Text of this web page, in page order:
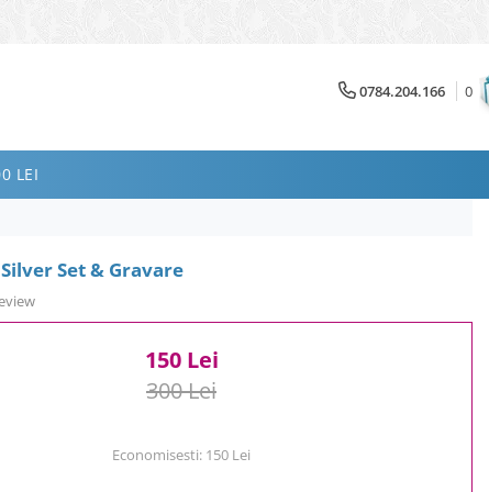
0784.204.166 0
LEI
Set & Gravare
150 Lei
300 Lei
Economisesti: 150 Lei